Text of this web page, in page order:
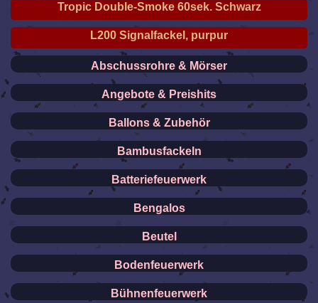
Tropic Double-Smoke 60sek. Schwarz
L200 Signalfackel, purpur
Abschussrohre & Mörser
Angebote & Preishits
Ballons & Zubehör
Bambusfackeln
Batteriefeuerwerk
Bengalos
Beutel
Bodenfeuerwerk
Bühnenfeuerwerk